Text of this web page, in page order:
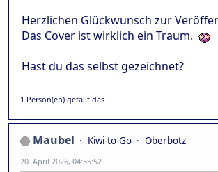
Herzlichen Glückwunsch zur
Das Cover ist wirklich ein Traum.
Hast du das selbst gezeichnet?
1 Person(en) gefällt das.
Maubel Kiwi-to-Go
Oberbotz
20. April 2026, 04:55:52